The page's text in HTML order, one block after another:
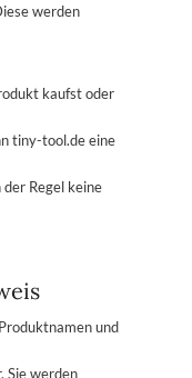
werden
kaufst oder
tiny-tool.de eine
Regel keine
und
Sie werden